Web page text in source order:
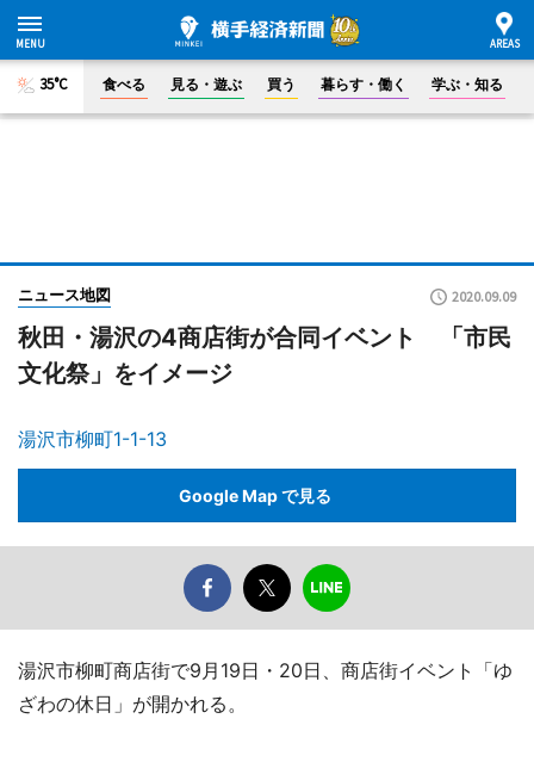
35°C 食べる 見る・遊ぶ 買う 暮らす・働く 学ぶ・知る
ニュース地図 2020.09.09
秋田・湯沢の4商店街が合同イベント 「市民
文化祭」をイメージ
湯沢市柳町1-1-13
Google Map で見る
湯沢市柳町商店街で9月19日・20日、商店街イベント「ゆ
ざわの休日」が開かれる。